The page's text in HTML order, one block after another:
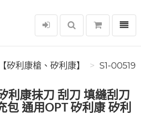
選單
【矽利康槍、矽利康】 S1-00519
利康抹刀 刮刀 填縫刮刀
包 通用OPT 矽利康 矽利